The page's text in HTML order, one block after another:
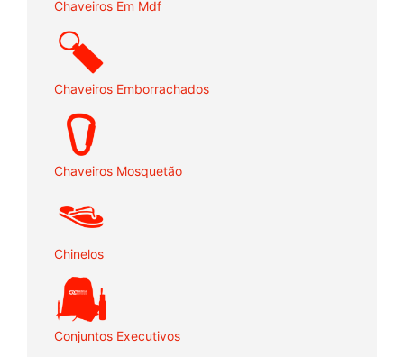
Chaveiros Em Mdf
Chaveiros Emborrachados
Chaveiros Mosquetão
Chinelos
Conjuntos Executivos